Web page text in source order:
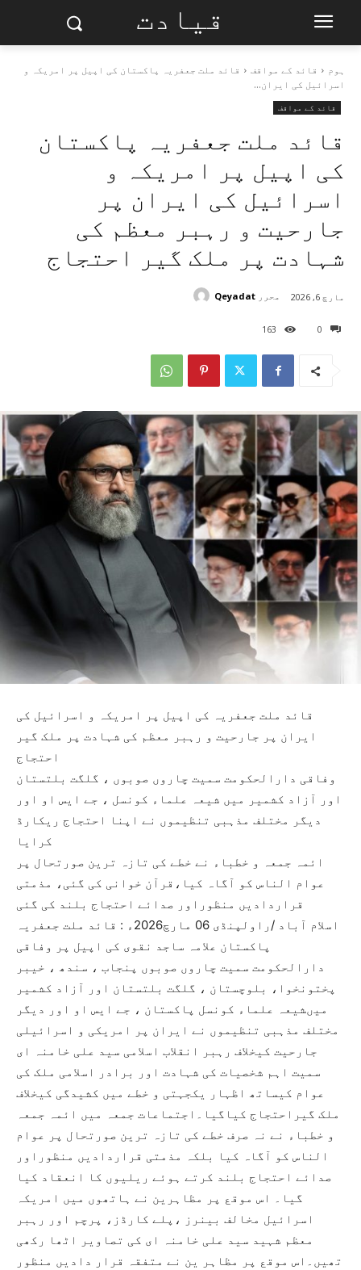
قیادت
ہوم قائد کے مواقف
قائد ملت جعفریہ پاکستان کی اپیل پر امریکہ و
اسرائیل کی ایران...
قائد کے مواقف
قائد ملت جعفریہ پاکستان
کی اپیل پر امریکہ و
اسرائیل کی ایران پر
جارحیت و رہبر معظم کی
شہادت پر ملک گیر احتجاج
0
163
مارچ 6, 2026 محرر Qeyadat
قائد ملت جعفریہ کی اپیل پر امریکہ و اسرائیل کی
ایران پر جارحیت و رہبر معظم کی شہادت پر ملک گیر
احتجاج
وفاقی دارالحکومت سمیت چاروں صوبوں ، گلگت بلتستان
اور آزاد کشمیر میں شیعہ علماء کونسل ، جے ایس او اور
دیگر مختلف مذہبی تنظیموں نے اپنا احتجاج ریکارڈ
کرایا
ائمہ جمعہ و خطباء نے خطے کی تازہ ترین صورتحال پر
عوام الناس کو آگاہ کیا،قرآن خوانی کی گئی، مذمتی
قراردادیں منظوراور صدائے احتجاج بلند کی گئی
اسلام آباد /راولپنڈی 06 مارچ2026ء : قائد ملت جعفریہ
پاکستان علامہ ساجد نقوی کی اپیل پر وفاقی
دارالحکومت سمیت چاروں صوبوں پنجاب ، سندھ ، خیبر
پختونخوا، بلوچستان ، گلگت بلتستان اور آزاد کشمیر
میںشیعہ علماء کونسل پاکستان ، جے ایس او اور دیگر
مختلف مذہبی تنظیموں نے ایران پر امریکی و اسرائیلی
جارحیت کیخلاف رہبر انقلاب اسلامی سید علی خامنہ ای
سمیت اہم شخصیات کی شہادت اور برادر اسلامی ملک کی
عوام کیساتھ اظہار یکجہتی و خطے میں کشیدگی کیخلاف
ملک گیراحتجاج کیاگیا۔اجتماعات جمعہ میں ائمہ جمعہ
و خطباء نے نہ صرف خطے کی تازہ ترین صورتحال پر عوام
الناس کو آگاہ کیا بلکہ مذمتی قراردادیں منظوراور
صدائے احتجاج بلند کرتے ہوئے ریلیوں کا انعقاد کیا
گیا۔ اس موقع پر مظاہرین نے ہاتھوں میں امریکہ
اسرائیل مخالف بینرز ،پلے کارڈز، پرچم اور رہبر
معظم شہید سید علی خامنہ ای کی تصاویر اٹھا رکھی
تھیں۔اس موقع پر مظاہر ین نے متفقہ قرار دادیں منظور